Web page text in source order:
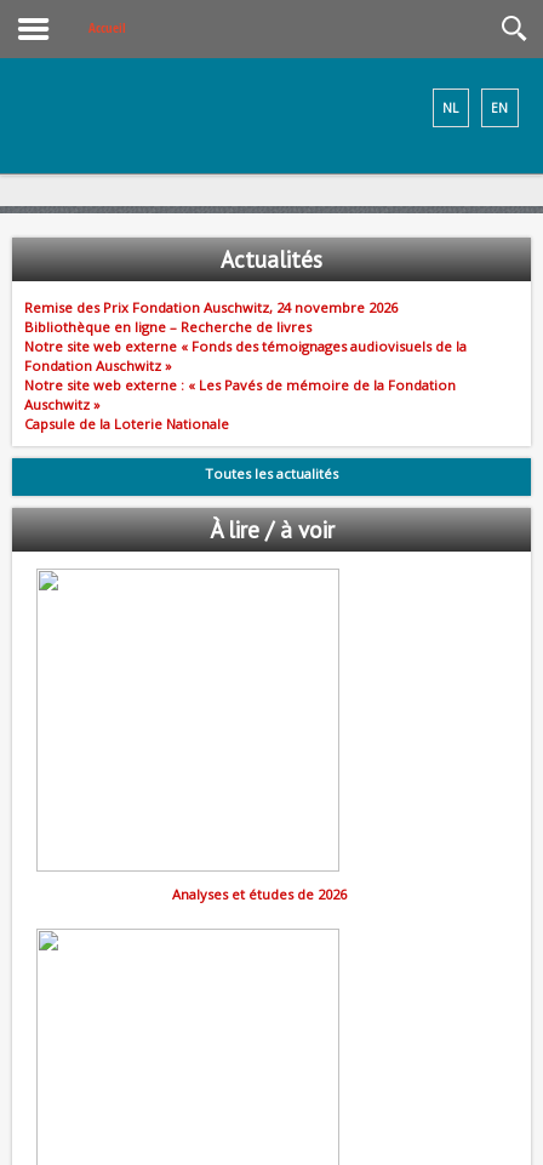
Accueil
EN
NL
Actualités
Remise des Prix Fondation Auschwitz, 24 novembre 2026
Bibliothèque en ligne – Recherche de livres
Notre site web externe « Fonds des témoignages audiovisuels de la
Fondation Auschwitz »
Notre site web externe : « Les Pavés de mémoire de la Fondation
Auschwitz »
Capsule de la Loterie Nationale
Toutes les actualités
À lire / à voir
Analyses et études de 2026